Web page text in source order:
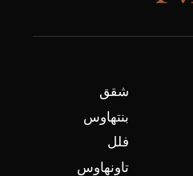
شقق
بنتهاوس
فلل
تاونهاوس